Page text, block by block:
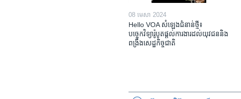
08 មេសា 2024
Hello VOA សំឡេង​ជំនាន់​ថ្មី៖
បច្ចេកវិទ្យា​រ៉ូបូត​ផ្តល់​ការងារ​ដល់​យុវជននិង​
ពង្រឹង​​សេដ្ឋកិច្ច​ជាតិ​​​​​​